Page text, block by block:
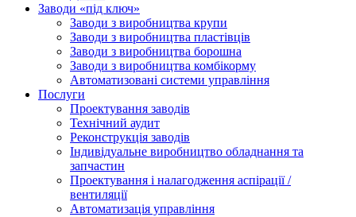
Заводи «під ключ»
Заводи з виробництва крупи
Заводи з виробництва пластівців
Заводи з виробництва борошна
Заводи з виробництва комбікорму
Автоматизовані системи управління
Послуги
Проектування заводів
Технічний аудит
Реконструкція заводів
Індивідуальне виробництво обладнання та
запчастин
Проектування і налагодження аспірації /
вентиляції
Автоматизація управління